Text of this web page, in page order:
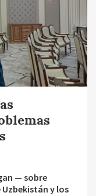
— sobre
y los